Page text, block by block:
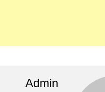
Admin